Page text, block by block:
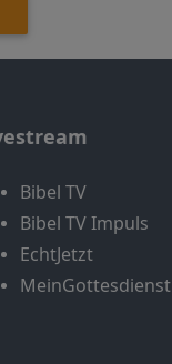
Bibel TV
Bibel TV Impuls
EchtJetzt
MeinGottesdienst